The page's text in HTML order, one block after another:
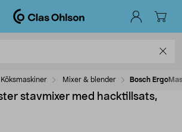
Köksmaskiner Mixer & blender Bosch
stavmixer med hacktillsats,